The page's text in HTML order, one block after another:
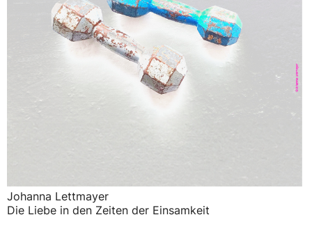
Johanna Lettmayer
Die Liebe in den Zeiten der Einsamkeit